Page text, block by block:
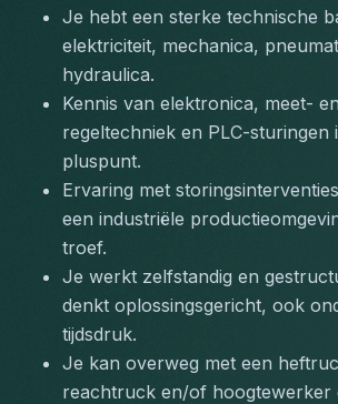
Je hebt een sterke technische
elektriciteit, mechanica,
hydraulica.
Kennis van elektronica, meet- en
regeltechniek en PLC-sturingen
pluspunt.
Ervaring met
een industriële
troef.
Je werkt zelfstandig en
denkt oplossingsgericht, ook
tijdsdruk.
Je kan overweg met een
reachtruck en/of hoogtewerker